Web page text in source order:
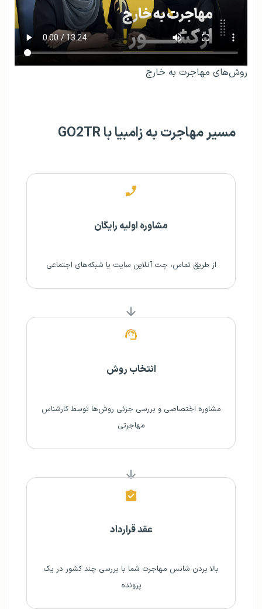
روش‌های مهاجرت به خارج
مسیر مهاجرت به زامبیا با GO2TR
مشاوره اولیه رایگان
از طریق تماس، چت آنلاین سایت یا شبکه‌های اجتماعی
انتخاب روش
مشاوره اختصاصی و بررسی جزئی روش‌ها توسط کارشناس
مهاجرتی
عقد قرارداد
بالا بردن شانس مهاجرت شما با بررسی چند کشور در یک
پرونده